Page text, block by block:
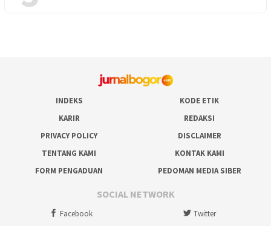
INDEKS
KODE ETIK
KARIR
REDAKSI
PRIVACY POLICY
DISCLAIMER
TENTANG KAMI
KONTAK KAMI
FORM PENGADUAN
PEDOMAN MEDIA SIBER
SOCIAL NETWORK
Facebook Twitter